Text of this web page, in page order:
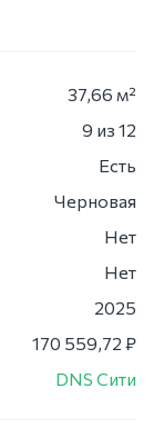
37,66 м²
9 из 12
Есть
Черновая
Нет
Нет
2025
170 559,72 ₽
DNS Сити